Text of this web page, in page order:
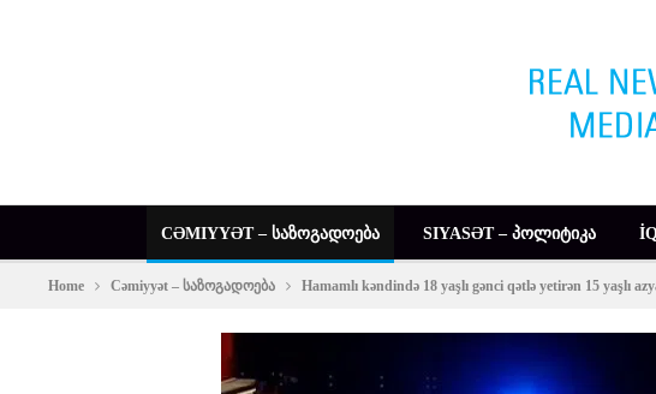
CƏMIYYƏT – ᲡᲐᲖᲝᲒᲐᲓᲝᲔᲑᲐ SIYASƏT – ᲞᲝᲚᲘᲢᲘᲙᲐ
Home Cəmiyyət – საზოგადოება Hamamlı kəndində 18 yaşlı gənci qətlə yetirən 15 yaşlı